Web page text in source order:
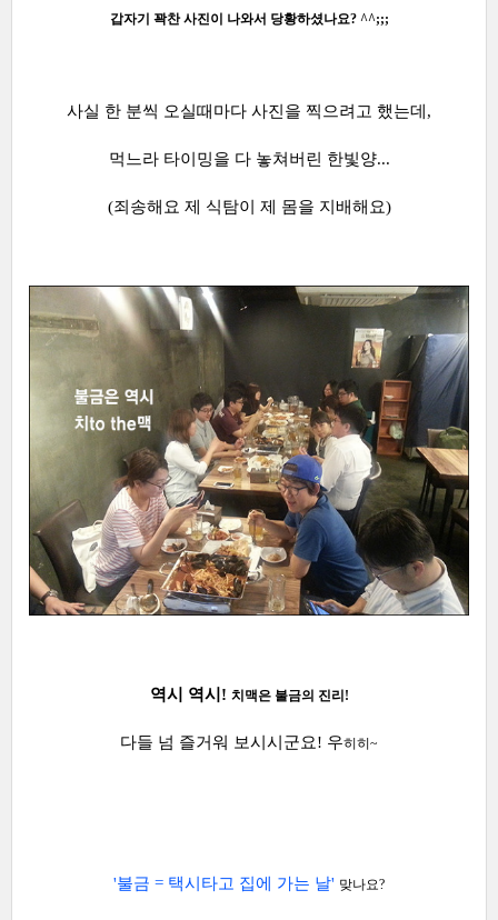
갑자기 꽉찬 사진이 나와서 당황하셨나요? ^^;;;
사실 한 분씩 오실때마다 사진을 찍으려고 했는데,
먹느라 타이밍을 다 놓쳐버린 한빛양...
(죄송해요 제 식탐이 제 몸을 지배해요)
역시 역시! 치맥은 불금의 진리!
다들 넘 즐거워 보시시군요! 우히히~
'불금 = 택시타고 집에 가는 날' 맞나요?